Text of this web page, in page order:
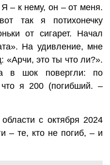
– к нему, он – от меня.
так я потихонечку
от сигарет. Начал
На удивление, мне
«Арчи, это ты что ли?».
в шок повергли: по
что я 200 (погибший. –
с октября 2024
– те, кто не погиб, – и